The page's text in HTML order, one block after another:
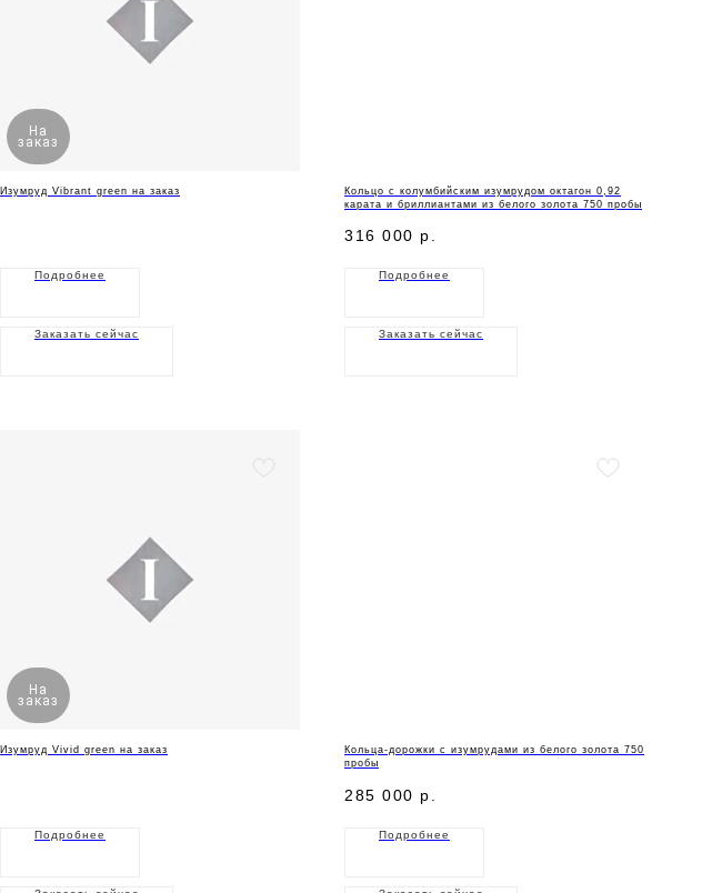
На
заказ
Изумруд Vibrant green на заказ
Подробнее
Заказать сейчас
Кольцо с колумбийским изумрудом октагон 0,92
карата и бриллиантами из белого золота 750 пробы
316 000 р.
Подробнее
Заказать сейчас
На
заказ
Изумруд Vivid green на заказ
Подробнее
Кольца-дорожки с изумрудами из белого золота 750
пробы
285 000 р.
Подробнее